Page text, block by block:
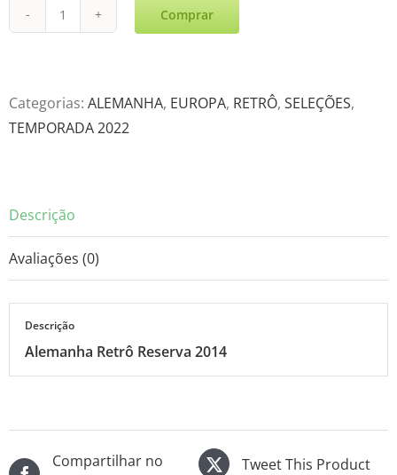
Alemanha
2014
quantidade
Comprar
Categorias: ALEMANHA, EUROPA, RETRÔ, SELEÇÕES,
TEMPORADA 2022
Descrição
Avaliações (0)
Descrição
Alemanha Retrô Reserva 2014
Compartilhar no
Tweet This Product